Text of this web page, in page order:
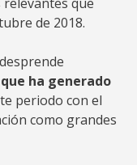
de 2018.
ha generado
periodo con el
como grandes